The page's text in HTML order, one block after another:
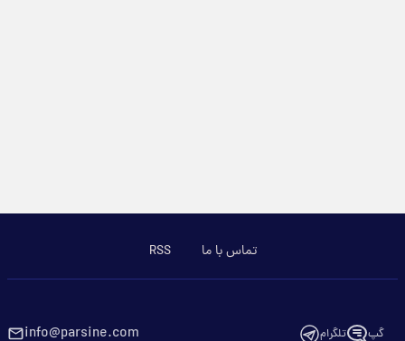
تماس با ما RSS
گپ تلگرام info@parsine.com